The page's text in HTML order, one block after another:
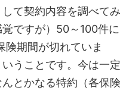
て契約内容を調べてみ
ですが）50～100件に
険期間が切れていま
うことです。今は一定
とかなる特約（各保険